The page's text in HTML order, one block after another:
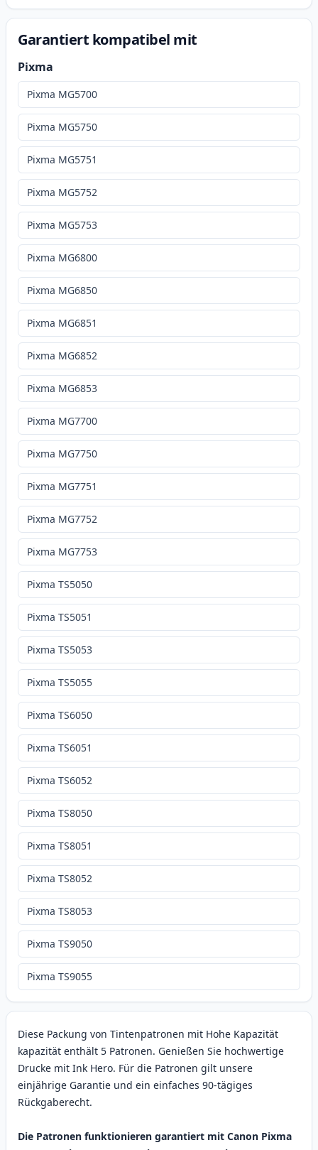
Diese Packung von Tintenpatronen mit Hohe Kapazität
kapazität enthält 5 Patronen. Genießen Sie hochwertige
Drucke mit Ink Hero. Für die Patronen gilt unsere
einjährige Garantie und ein einfaches 90-tägiges
Rückgaberecht.
Die Patronen funktionieren garantiert mit Canon Pixma
Garantiert kompatibel mit
Pixma
Pixma MG5700
Pixma MG5750
Pixma MG5751
Pixma MG5752
Pixma MG5753
Pixma MG6800
Pixma MG6850
Pixma MG6851
Pixma MG6852
Pixma MG6853
Pixma MG7700
Pixma MG7750
Pixma MG7751
Pixma MG7752
Pixma MG7753
Pixma TS5050
Pixma TS5051
Pixma TS5053
Pixma TS5055
Pixma TS6050
Pixma TS6051
Pixma TS6052
Pixma TS8050
Pixma TS8051
Pixma TS8052
Pixma TS8053
Pixma TS9050
Pixma TS9055